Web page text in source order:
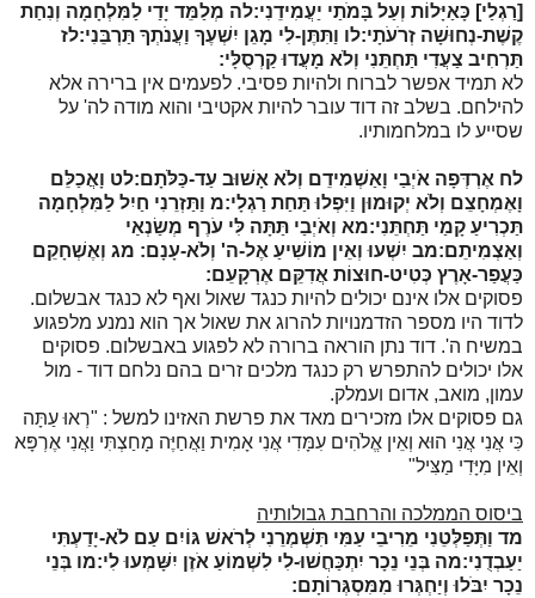
[רַגְלַי] כָּאַיָּלוֹת וְעַל בָּמֹתַי יַעֲמִידֵנִי:לה מְלַמֵּד יָדַי לַמִּלְחָמָה וְנִחַת
קֶשֶׁת-נְחוּשָׁה זְרֹעֹתָי:לו וַתִּתֶּן-לִי מָגֵן יִשְׁעֶךָ וַעֲנֹתְךָ תַּרְבֵּנִי:לז
תַּרְחִיב צַעֲדִי תַּחְתֵּנִי וְלֹא מָעֲדוּ קַרְסֻלָּי:
לא תמיד אפשר לברוח ולהיות פסיבי. לפעמים אין ברירה אלא
להילחם. בשלב זה דוד עובר להיות אקטיבי והוא מודה לה' על
שסייע לו במלחמותיו.
לח אֶרְדְּפָה אֹיְבַי וָאַשְׁמִידֵם וְלֹא אָשׁוּב עַד-כַּלֹּתָם:לט וָאֲכַלֵּם
וָאֶמְחָצֵם וְלֹא יְקוּמוּן וַיִּפְלוּ תַּחַת רַגְלָי:מ וַתַּזְרֵנִי חַיִל לַמִּלְחָמָה
תַּכְרִיעַ קָמַי תַּחְתֵּנִי:מא וְאֹיְבַי תַּתָּה לִּי עֹרֶף מְשַׂנְאַי
וְאַצְמִיתֵם:מב יִשְׁעוּ וְאֵין מוֹשִׁיעַ אֶל-ה' וְלֹא-עָנָם: מג וְאֶשְׁחָקֵם
כַּעֲפַר-אָרֶץ כְּטִיט-חוּצוֹת אֲדִקֵּם אֶרְקָעֵם:
פסוקים אלו אינם יכולים להיות כנגד שאול ואף לא כנגד אבשלום.
לדוד היו מספר הזדמנויות להרוג את שאול אך הוא נמנע מלפגוע
במשיח ה'. דוד נתן הוראה ברורה לא לפגוע באבשלום. פסוקים
אלו יכולים להתפרש רק כנגד מלכים זרים בהם נלחם דוד - מול
עמון, מואב, אדום ועמלק.
גם פסוקים אלו מזכירים מאד את פרשת האזינו למשל : "רְאוּ עַתָּה
כִּי אֲנִי אֲנִי הוּא וְאֵין אֱלֹהִים עִמָּדִי אֲנִי אָמִית וַאֲחַיֶּה מָחַצְתִּי וַאֲנִי אֶרְפָּא
וְאֵין מִיָּדִי מַצִּיל"
ביסוס הממלכה והרחבת גבולותיה
מד וַתְּפַלְּטֵנִי מֵרִיבֵי עַמִּי תִּשְׁמְרֵנִי לְרֹאשׁ גּוֹיִם עַם לֹא-יָדַעְתִּי
יַעַבְדֻנִי:מה בְּנֵי נֵכָר יִתְכַּחֲשׁוּ-לִי לִשְׁמוֹעַ אֹזֶן יִשָּׁמְעוּ לִי:מו בְּנֵי
נֵכָר יִבֹּלוּ וְיַחְגְּרוּ מִמִּסְגְּרוֹתָם: